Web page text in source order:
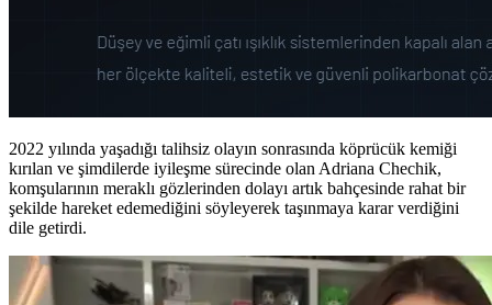
2022 yılında yaşadığı talihsiz olayın sonrasında köprücük kemiği
kırılan ve şimdilerde iyileşme sürecinde olan Adriana Chechik,
komşularının meraklı gözlerinden dolayı artık bahçesinde rahat bir
şekilde hareket edemediğini söyleyerek taşınmaya karar verdiğini
dile getirdi.